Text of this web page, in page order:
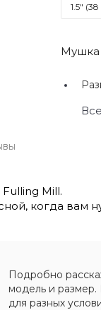
1.5"
Мушка
Mill.
когда вам
Подробно
модель и
для разных